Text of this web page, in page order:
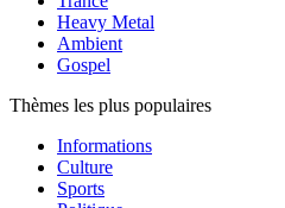
Heavy Metal
Ambient
Gospel
Thèmes les plus populaires
Informations
Culture
Sports